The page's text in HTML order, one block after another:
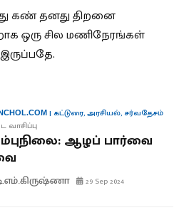
கண் தனது திறனை
ஒரு சில மணிநேரங்கள்
இருப்பதே.
| கட்டுரை,அரசியல், சர்வதேசம்
வாசிப்பு
ஆழப் பார்வை
29 Sep 2024